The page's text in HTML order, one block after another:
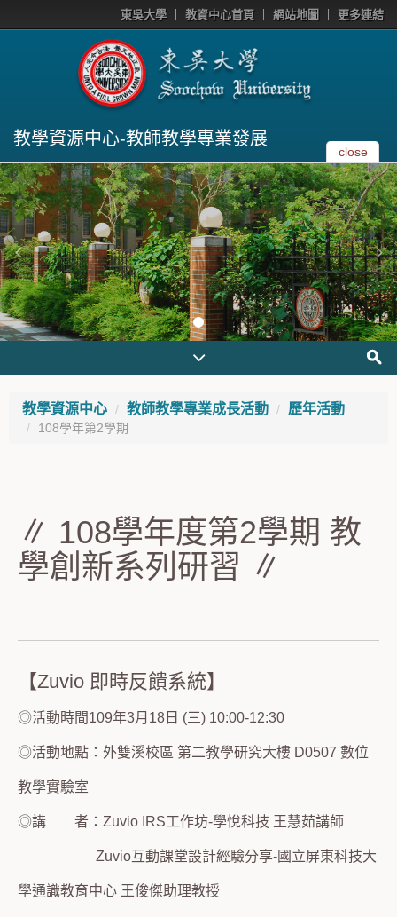
東吳大學 教資中心首頁 網站地圖 更多連結
教學資源中心-教師教學專業發展
close
教學資源中心 教師教學專業成長活動 歷年活動
108學年第2學期
∥ 108學年度第2學期 教
學創新系列研習 ∥
【Zuvio 即時反饋系統】
◎活動時間109年3月18日 (三) 10:00-12:30
◎活動地點：外雙溪校區 第二教學研究大樓 D0507 數位
教學實驗室
◎講 者：Zuvio IRS工作坊-學悅科技 王慧茹講師
Zuvio互動課堂設計經驗分享-國立屏東科技大
學通識教育中心 王俊傑助理教授